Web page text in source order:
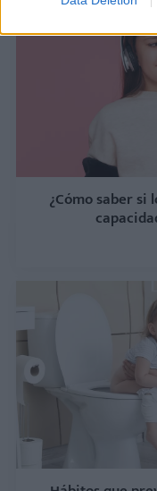
¿Cómo saber si